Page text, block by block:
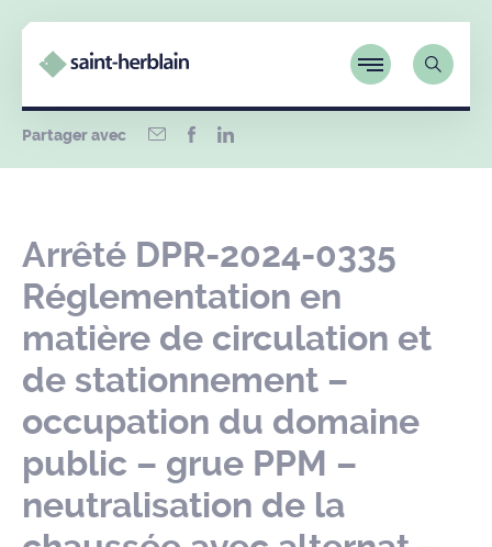
Partager avec
Arrêté DPR-2024-0335
Réglementation en
matière de circulation et
de stationnement –
occupation du domaine
public – grue PPM –
neutralisation de la